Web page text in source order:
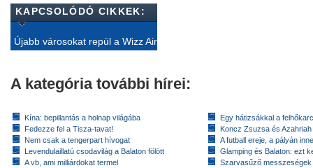
KAPCSOLÓDÓ CIKKEK:
Újabb városokat repül a Wizz Air
A kategória további hírei:
Kína: bepillantás a holnap világába
Fedezze fel a Tisza-tavat!
Nem csak a tengerpart hívogat
Levendulaillatú csodavilág a Balaton fölött
A vb, ami milliárdokat termel
Egy hátizsákkal a
Koncz Zsuzsa és
A futball ereje, a pályán
Glamping és Balaton: ezt
Szarvasűző messzeségek